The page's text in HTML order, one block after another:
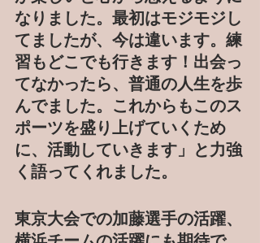
なりました。最初はモジモジし
てましたが、今は違います。練
習もどこでも行きます！出会っ
てなかったら、普通の人生を歩
んでました。これからもこのス
ポーツを盛り上げていくため
に、活動していきます」と力強
く語ってくれました。
東京大会での加藤選手の活躍、